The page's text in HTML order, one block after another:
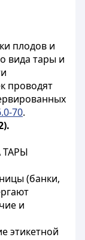
плодов и
вида тары и
проводят
70.
(банки,
и
этикетной